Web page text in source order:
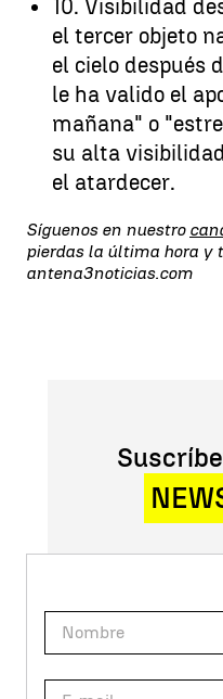
10. Visibilidad
el tercer objeto
el cielo después
le ha valido el
mañana" o
su alta
el atardecer.
Síguenos en nuestro
pierdas la última hora y
antena3noticias.com